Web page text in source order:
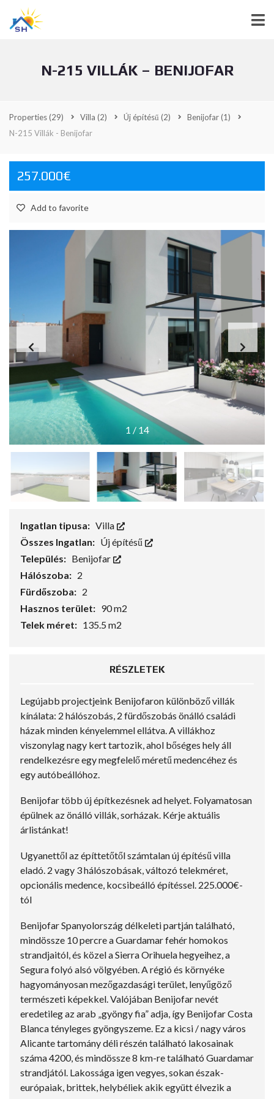
N-215 VILLÁK – BENIJOFAR
Properties(29) Villa (2) Új építésű (2) Benijofar(1)
N-215 Villák - Benijofar
257.000€
Add to favorite
1 / 14
Ingatlan tipusa: Villa
Összes Ingatlan: Új építésű
Település: Benijofar
Hálószoba: 2
Fürdőszoba: 2
Hasznos terület: 90 m2
Telek méret: 135.5 m2
RÉSZLETEK
Legújabb projectjeink Benijofaron különböző villák
kínálata: 2 hálószobás, 2 fürdőszobás önálló családi
házak minden kényelemmel ellátva. A villákhoz
viszonylag nagy kert tartozik, ahol bőséges hely áll
rendelkezésre egy megfelelő méretű medencéhez és
egy autóbeállóhoz.
Benijofar több új építkezésnek ad helyet. Folyamatosan
épülnek az önálló villák, sorházak. Kérje aktuális
árlistánkat!
Ugyanettől az építtetőtől számtalan új építésű villa
eladó. 2 vagy 3 hálószobásak, változó telekméret,
opcionális medence, kocsibeálló építéssel. 225.000€-
tól
Benijofar Spanyolország délkeleti partján található,
mindössze 10 percre a Guardamar fehér homokos
strandjaitól, és közel a Sierra Orihuela hegyeihez, a
Segura folyó alsó völgyében. A régió és környéke
hagyományosan mezőgazdasági terület, lenyűgöző
természeti képekkel. Valójában Benijofar nevét
eredetileg az arab „gyöngy fia” adja, így Benijofar Costa
Blanca tényleges gyöngyszeme. Ez a kicsi / nagy város
Alicante tartomány déli részén található lakosainak
száma 4200, és mindössze 8 km-re található Guardamar
strandjától. Lakossága igen vegyes, sokan észak-
európaiak, brittek, helybéliek akik együtt élvezik a